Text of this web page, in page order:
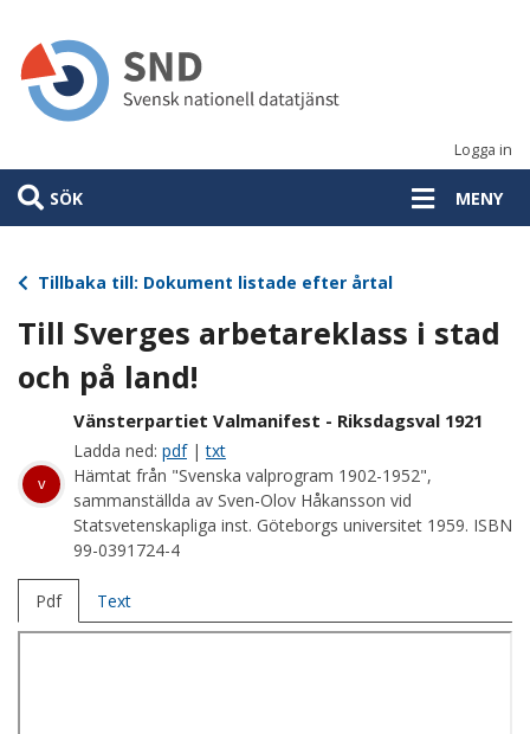
huvudinnehåll
Logga in
SÖK MENY
Tillbaka till: Dokument listade efter årtal
Till Sverges arbetareklass i stad
och på land!
v
Vänsterpartiet Valmanifest - Riksdagsval 1921
Ladda ned: pdf|txt
Hämtat från "Svenska valprogram 1902-1952",
sammanställda av Sven-Olov Håkansson vid
Statsvetenskapliga inst. Göteborgs universitet 1959. ISBN
99-0391724-4
Pdf Text